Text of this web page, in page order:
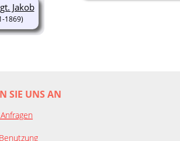
Jakob
1869)
SIE UNS AN